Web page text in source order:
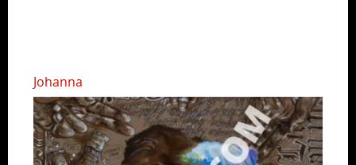
Johanna